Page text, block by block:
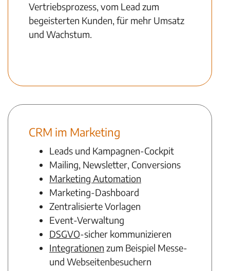
Vertriebsprozess, vom Lead zum
begeisterten Kunden, für mehr Umsatz
und Wachstum.
CRM im Marketing
Leads und Kampagnen-Cockpit
Mailing, Newsletter, Conversions
Marketing Automation
Marketing-Dashboard
Zentralisierte Vorlagen
Event-Verwaltung
DSGVO-sicher kommunizieren
Integrationen zum Beispiel Messe-
und Webseitenbesuchern